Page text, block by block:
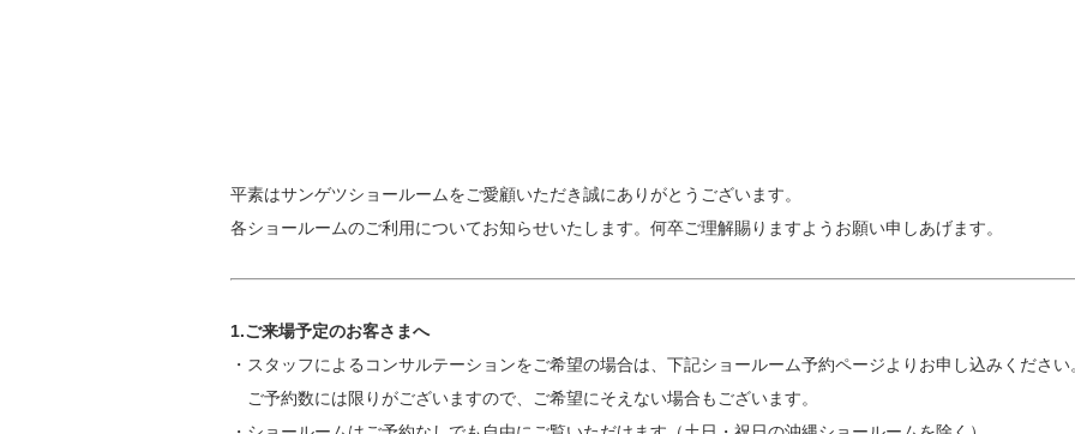
平素はサンゲツショールームをご愛顧いただき誠にありがとうございます。
各ショールームのご利用についてお知らせいたします。何卒ご理解賜りますようお願い申しあげます。
1.ご来場予定のお客さまへ
・スタッフによるコンサルテーションをご希望の場合は、下記ショールーム予約ページよりお申し込みください
ご予約数には限りがございますので、ご希望にそえない場合もございます。